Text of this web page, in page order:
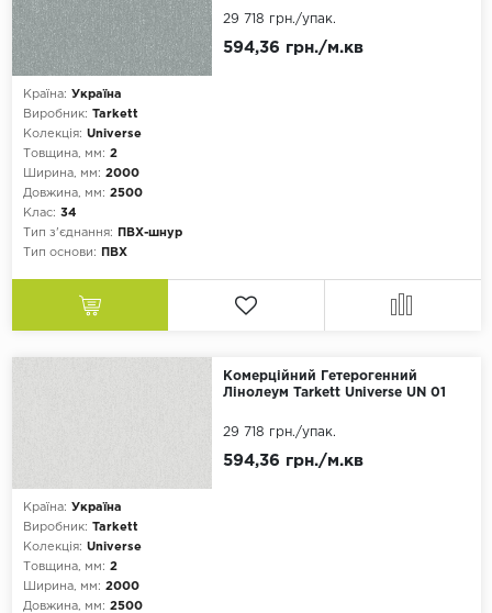
Країна: Україна
Виробник: Tarkett
Колекція: Universe
Товщина, мм: 2
Ширина, мм: 2000
Довжина, мм: 2500
Клас: 34
Тип з'єднання:
ПВХ-шнур
Тип основи:
ПВХ
594,36 грн./м.кв
29 718 грн./упак.
Комерційний Гетерогенний
Лінолеум Tarkett Universe UN 01
Країна: Україна
Виробник: Tarkett
Колекція: Universe
Товщина, мм: 2
Ширина, мм: 2000
Довжина, мм: 2500
594,36 грн./м.кв
29 718 грн./упак.